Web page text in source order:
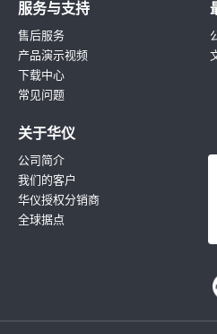
服务与支持
售后服务
产品演示视频
下载中心
常见问题
关于华仪
公司简介
我们的客户
华仪授权分销商
全球据点